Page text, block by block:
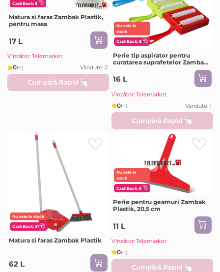
CashBack: 9
Matura si faras Zambak Plastik,
pentru masa
17 L
Vînzător: Telemarket
0(0) Vândute: 2
Cumpără Rapid
Nu este în
stock
CashBack: 8
Perie tip aspirator pentru
curatarea suprafetelor Zambak
16 L
Vînzător: Telemarket
0(0) Vândute: 1
Cumpără Rapid
Nu este în stock
CashBack: 31
Matura si faras Zambak Plastik
62 L
Nu este în
stock
CashBack: 6
Perie pentru geamuri Zambak
Plastik, 20,5 сm
11 L
Vînzător: Telemarket
0(0)
Cumpără Rapid